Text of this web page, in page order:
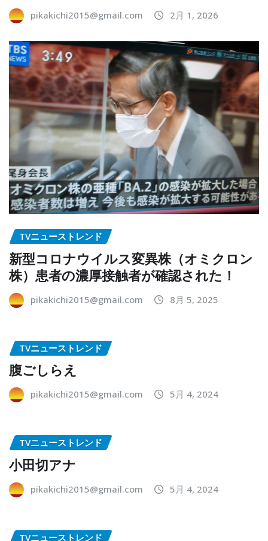
pikakichi2015@gmail.com 2月 1, 2026
TVニューストレンド
新型コロナウイルス変異株（オミクロン
株）患者の濃厚接触者が確認された！
pikakichi2015@gmail.com 8月 5, 2025
TVニューストレンド
腹ごしらえ
pikakichi2015@gmail.com 5月 4, 2024
TVニューストレンド
小田切アナ
pikakichi2015@gmail.com 5月 4, 2024
TVニューストレンド